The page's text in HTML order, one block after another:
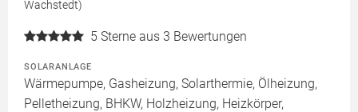
Wachstedt)
5 Sterne aus 3 Bewertungen
SOLARANLAGE
Wärmepumpe, Gasheizung, Solarthermie, Ölheizung,
Pelletheizung, BHKW, Holzheizung, Heizkörper,